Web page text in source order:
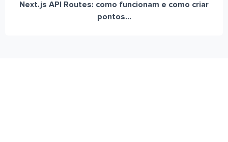
Next.js API Routes: como funcionam e como criar
pontos...